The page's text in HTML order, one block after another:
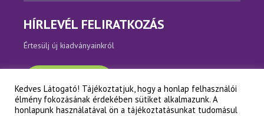
HÍRLEVÉL FELIRATKOZÁS
Értesülj új kiadványainkról
Kedves Látogató! Tájékoztatjuk, hogy a honlap felhasználói
élmény fokozásának érdekében sütiket alkalmazunk. A
honlapunk használatával ön a tájékoztatásunkat tudomásul